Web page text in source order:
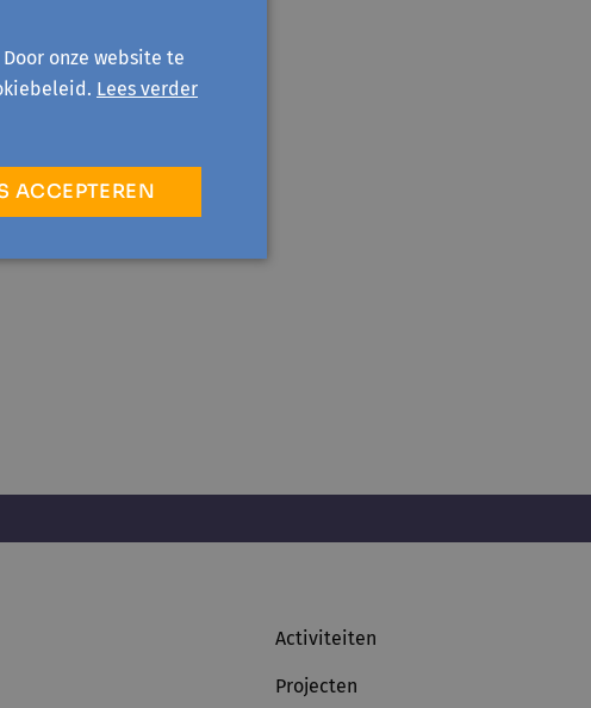
Activiteiten
Projecten
onze website te
Lees verder
ACCEPTEREN